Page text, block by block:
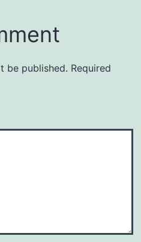
be published. Required